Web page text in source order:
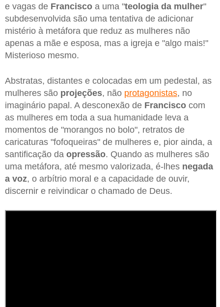
e vagas de Francisco a uma "teologia da mulher"
subdesenvolvida são uma tentativa de adicionar
mistério à metáfora que reduz as mulheres não
apenas a mãe e esposa, mas a igreja e "algo mais!"
Misterioso mesmo.
Abstratas, distantes e colocadas em um pedestal, as
mulheres são projeções, não protagonistas, no
imaginário papal. A desconexão de Francisco com
as mulheres em toda a sua humanidade leva a
momentos de "morangos no bolo", retratos de
caricaturas "fofoqueiras" de mulheres e, pior ainda, a
santificação da opressão. Quando as mulheres são
uma metáfora, até mesmo valorizada, é-lhes negada
a voz, o arbítrio moral e a capacidade de ouvir,
discernir e reivindicar o chamado de Deus.